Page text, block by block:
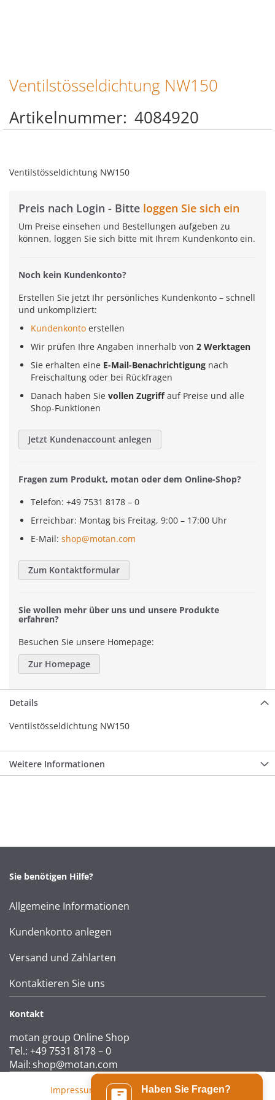
Haben Sie Fragen?
Zum
Anfang
Bildgalerie
springen
Ventilstösseldichtung NW150
Artikelnummer 4084920
Ventilstösseldichtung NW150
Preis nach Login - Bitte loggen Sie sich ein
Um Preise einsehen und Bestellungen aufgeben zu
können, loggen Sie sich bitte mit Ihrem Kundenkonto ein.
Noch kein Kundenkonto?
Erstellen Sie jetzt Ihr persönliches Kundenkonto – schnell
und unkompliziert:
Kundenkonto erstellen
Wir prüfen Ihre Angaben innerhalb von 2 Werktagen
Sie erhalten eine E-Mail-Benachrichtigung nach
Freischaltung oder bei Rückfragen
Danach haben Sie vollen Zugriffauf Preise und alle
Shop-Funktionen
Jetzt Kundenaccount anlegen
Fragen zum Produkt, motan oder dem Online-Shop?
Telefon: +49 7531 8178 – 0
Erreichbar: Montag bis Freitag, 9:00 – 17:00 Uhr
E-Mail: shop@motan.com
Zum Kontaktformular
Sie wollen mehr über uns und unsere Produkte
erfahren?
Besuchen Sie unsere Homepage:
Zur Homepage
Details
Ventilstösseldichtung NW150
Weitere Informationen
Sie benötigen Hilfe?
Allgemeine Informationen
Kundenkonto anlegen
Versand und Zahlarten
Kontaktieren Sie uns
Kontakt
motan group Online Shop
Tel.: +49 7531 8178 – 0
Mail: shop@motan.com
Impressum |AGB| Datenschutzerklärung